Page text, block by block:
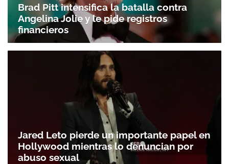
Brad Pitt intensifica la batalla contra
Angelina Jolie y le pide registros
financieros
Jared Leto pierde un importante papel en
Hollywood mientras lo denuncian por
abuso sexual